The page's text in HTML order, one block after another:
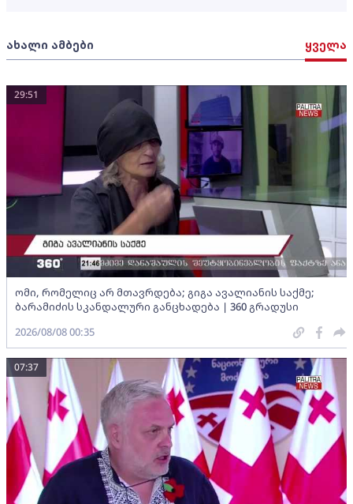
ახალი ამბები ყველა
ომი, რომელიც არ მთავრდება; გიგა ავალიანის საქმე;
ბარამიძის სკანდალური განცხადება | 360 გრადუსი
29:51
2026/08/08 00:35
07:37